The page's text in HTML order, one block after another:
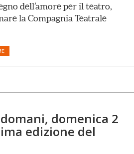
dell’amore per il teatro,
la Compagnia Teatrale
domenica 2
edizione del